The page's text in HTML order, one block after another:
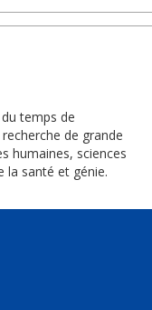
temps de
de grande
humaines, sciences
la santé et génie.